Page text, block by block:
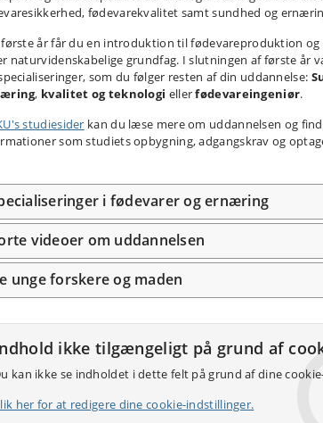
fødevarekvalitet samt sundhed og
første år får du en introduktion til fødevareproduktion
naturvidenskabelige grundfag. I slutningen af første år
som du følger resten af din uddannelse:
, kvalitet og teknologi ellerfødevareingeniør.
studiesider kan du læse mere om uddannelsen og
som studiets opbygning, adgangskrav og
i fødevarer og ernæring
videoer om uddannelsen
unge forskere og maden
ikke tilgængeligt på grund af
kan ikke se indholdet i dette felt på grund af dine
her for at redigere dine cookie-indstillinger.